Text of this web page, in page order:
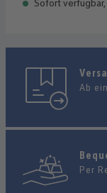
Sofort
Ab
Per